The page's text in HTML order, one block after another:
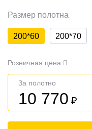
Размер полотна
200*60 200*70
Розничная цена
За полотно
10 770 ₽